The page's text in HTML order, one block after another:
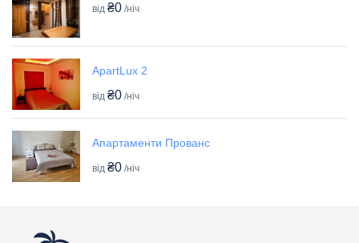
від ₴0 /ніч
ApartLux 2
від ₴0 /ніч
Апартаменти Прованс
від ₴0 /ніч